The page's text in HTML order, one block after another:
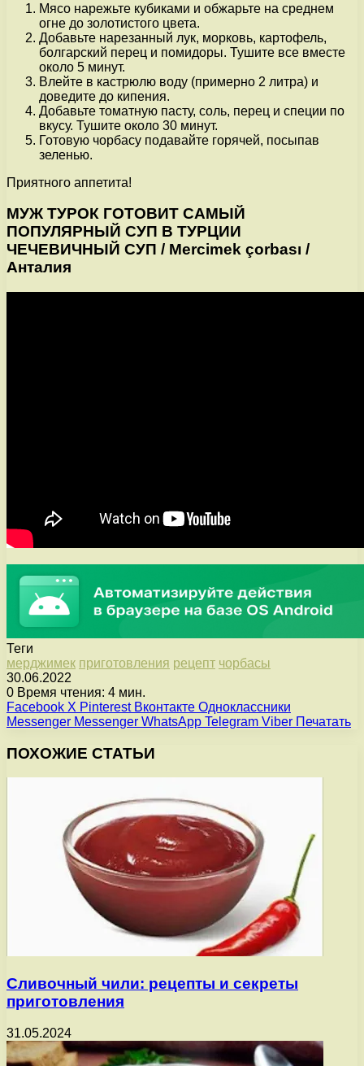
Мясо нарежьте кубиками и обжарьте на среднем
огне до золотистого цвета.
Добавьте нарезанный лук, морковь, картофель,
болгарский перец и помидоры. Тушите все вместе
около 5 минут.
Влейте в кастрюлю воду (примерно 2 литра) и
доведите до кипения.
Добавьте томатную пасту, соль, перец и специи по
вкусу. Тушите около 30 минут.
Готовую чорбасу подавайте горячей, посыпав
зеленью.
Приятного аппетита!
МУЖ ТУРОК ГОТОВИТ САМЫЙ
ПОПУЛЯРНЫЙ СУП В ТУРЦИИ
ЧЕЧЕВИЧНЫЙ СУП / Mercimek çorbası /
Анталия
Теги
мерджимек приготовления рецепт чорбасы
30.06.2022
0 Время чтения: 4 мин.
Facebook X Pinterest Вконтакте Одноклассники
Messenger Messenger WhatsApp Telegram Viber Печатать
ПОХОЖИЕ СТАТЬИ
Сливочный чили: рецепты и секреты
приготовления
31.05.2024